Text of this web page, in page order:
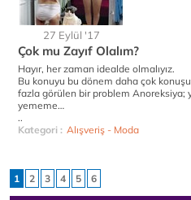
27 Eylül '17
Çok mu Zayıf Olalım?
Hayır, her zaman idealde olmalıyız.
Bu konuyu bu dönem daha çok
fazla görülen bir problem Anoreksiya;
yememe…
..
Kategori : Alışveriş - Moda
1
2 3 4 5 6